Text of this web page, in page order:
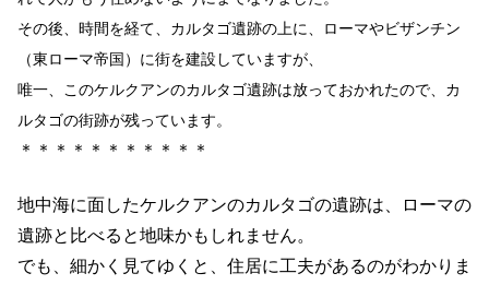
その後、時間を経て、カルタゴ遺跡の上に、ローマやビザンチン
（東ローマ帝国）に街を建設していますが、
唯一、このケルクアンのカルタゴ遺跡は放っておかれたので、カ
ルタゴの街跡が残っています。
＊＊＊＊＊＊＊＊＊＊＊
地中海に面したケルクアンのカルタゴの遺跡は、ローマの
遺跡と比べると地味かもしれません。
でも、細かく見てゆくと、住居に工夫があるのがわかりま